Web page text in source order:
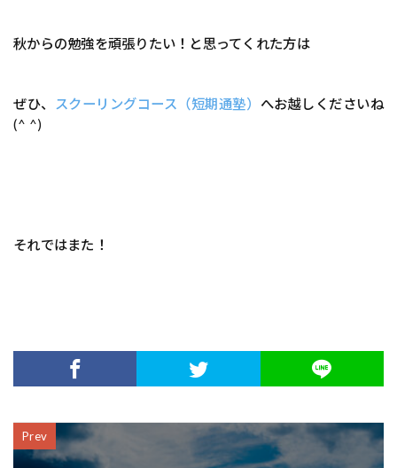
秋からの勉強を頑張りたい！と思ってくれた方は
ぜひ、 スクーリングコース（短期通塾） へお越しくださいね
(^ ^)
それではまた！
Prev